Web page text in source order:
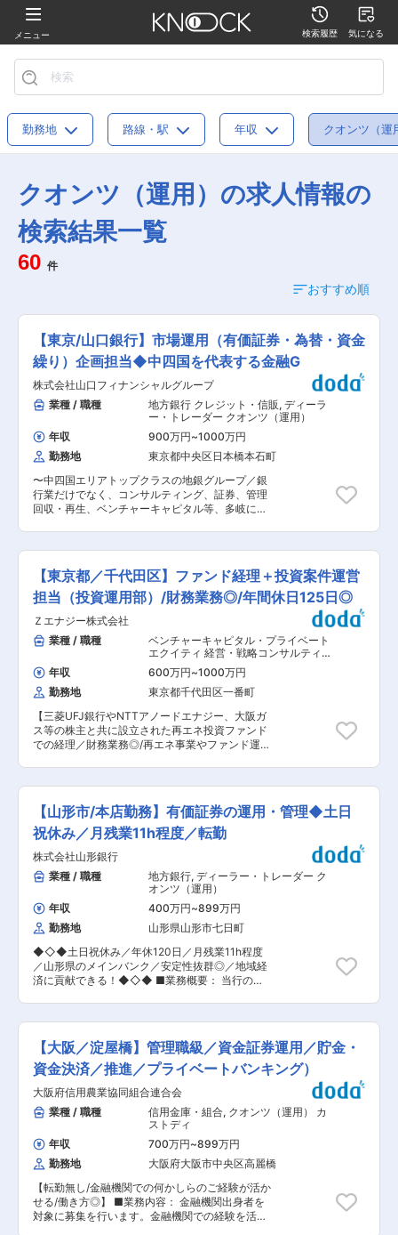
メニュー 検索履歴 気になる
勤務地 路線・駅 年収 クオンツ（運
クオンツ（運用）の求人情報の
検索結果一覧
60 件
おすすめ順
【東京/山口銀行】市場運用（有価証券・為替・資金
繰り）企画担当◆中四国を代表する金融G
株式会社山口フィナンシャルグループ
業種 / 職種
地方銀行 クレジット・信販, ディーラ
ー・トレーダー クオンツ（運用）
年収
900万円~1000万円
勤務地
東京都中央区日本橋本石町
〜中四国エリアトップクラスの地銀グループ／銀
行業だけでなく、コンサルティング、証券、管理
回収・再生、ベンチャーキャピタル等、多岐に渡
収益構造への転換を目指し、有価証券ポートフォ
リオの高度化と最適なリスクコントロールを重要
なテーマとしています。市場環境の変化や金利・
為替の不確実性が高まる中で、従来の運用に加
え、より戦略的かつ機動的なポートフォリオ運営
が求められています。 また、為替ポジションや外
貨資金繰りを含めた統合的な市場管理の重要性も
高まっており、運用実務にとどまらず、全体最適
の観点から企画・推進できる体制強化が課題とな
っています。こうした背景から、市場・運用・リ
スクを横断的に捉え、運用戦略の高度化をリード
できる人材を募集します。 ■（2） ミッション 有
価証券ポートフォリオの最適な運営とリスクコン
トロールを通じて、安定的な収益基盤の確立に貢
献することが本ポジションのミッションです。 市
場環境やリスク状況を継続的に分析し、運用戦略
ではなく、経営方針と整合した市場戦略を構築す
る中核的な役割を担っていただきます。 ■（3）
主な業務内容 有価証券ポートフォリオの安定的か
つ効率的な運営を目的として、運用にかかる企画
立案および推進業務をご担当いただきます。 ＜有
価証券ポートフォリオ運営に関する企画・推進＞
・有価証券ポートフォリオの運営方針、運用戦略
に関する企画立案 ・市場環境やリスクを踏まえた
ポートフォリオ管理の高度化 ・関係部署と連携し
た運営・管理施策の推進 ＜為替ポジションおよび
資金繰りに関する企画＞ ・対顧客の為替ポジショ
ン管理に関する企画・運営 ・円貨・外貨の資金繰
りに関する管理方針・運営施策の検討 ・市場動向
■（4） やりがい ◎ 高度な市場分析力・リスク判
断力を発揮できる 証券アナリストとしての知見や
略立案に関われます。 変更の範囲：会社の定める
業務
【東京都／千代田区】ファンド経理＋投資案件運営
担当（投資運用部）/財務業務◎/年間休日125日◎
Ｚエナジー株式会社
業種 / 職種
ベンチャーキャピタル・プライベート
エクイティ 経営・戦略コンサルティン
グ, 財務 クオンツ（運用）
年収 600万円~1000万円
勤務地
東京都千代田区一番町
【三菱UFJ銀行やNTTアノードエナジー、大阪ガ
ス等の株主と共に設立された再エネ投資ファンド
での経理／財務業務◎/再エネ事業やファンド運用
資ファンド（SPCを含む）の経理／財務業務に加
え、投資実行後のプロジェクト運営やパフォーマ
ンス向上にも関与し経験を拡げることが可能で
す。 ・社内外の関係者と連携しながら、下記の業
務をお任せします。 ■職務詳細 ・ファンド
（SPC含む）の会計処理、決算対応、キャッシュ
フロー管理 ・投資実行後のプロジェクトにおける
各種対応 ・定例報告（キャッシュフロー／発電量
等の予実管理、TK決算、GK決算、O&Mレポー
ト、事業計画更新等）経験に応じて ・AM／会計
事務所等との報告業務における調整 ・その他、投
資に関する業務全般への関与 ・本ポジションは、
経理／財務業務の経験を活かし、アセットマネジ
メント業務や投資モニタリングへのステップアッ
プを視野に入れています。 投資実行後の運営フェ
ーズに深く携わることで、会計の知識に加え、再
ついて ・当社は、三菱UFJ銀行やNTTアノードエ
ナジー、大阪ガスを含め日本を代表する9社が株
主となって2021年9月に設立した、「再エネ電力
を「つくる」から「つかう」までつなぐ」ことで
日本のカーボンニュートラルに貢献することを使
命とするファンドです。 ・脱炭素ニーズの高い社
会において、再生可能エネルギーによる電力開発
が急務となっています。当社は再生可能エネルギ
ー電力をファンド形式で運用し、投資家の皆様に
広く還元していきたいと考えております。株主で
あるパートナー企業のプロジェクト発掘力、ファ
イナンス機能、電力引取需要を最大限活用し、日
本の再生エネルギー普及に向けた課題解決に貢献
【山形市/本店勤務】有価証券の運用・管理◆土日
祝休み／月残業11h程度／転勤
株式会社山形銀行
業種 / 職種
地方銀行, ディーラー・トレーダー ク
オンツ（運用）
年収
400万円~899万円
勤務地
山形県山形市七日町
◆◇◆土日祝休み／年休120日／月残業11h程度
／山形県のメインバンク／安定性抜群◎／地域経
済に貢献できる！◆◇◆ ■業務概要： 当行の本
業務詳細： ・有価証券企画・運用 ・リスク管理
に関する業務等 ■はたらき方： ◎土日祝休みで年
休120日となっており、ワークライフバランスの
とれた働き方が可能です。 ◎残業についても月平
均11時間と少なめです。 ■配属先： 配属先の金
融市場部（証券運用、資金運用、市場企画、市場
業務、国際企画、国際業務）は、20代後半〜50
代前半で構成されております。 ■当行の魅力：
当行は、自己資本比率の高さと不良債権比率の低
さが示す安全性と健全性があります。また、金融
機関をとりまく環境が一層厳しくなるなかにおい
ても、銀行業務の柱である預金、貸出金が堅調に
推移しているほか、経常利益、純利益ともに安定
した収益水準を維持しております。 変更の範囲：
会社の定める業務
【大阪／淀屋橋】管理職級／資金証券運用／貯金・
資金決済／推進／プライベートバンキング）
大阪府信用農業協同組合連合会
業種 / 職種
信用金庫・組合, クオンツ（運用） カ
ストディ
年収
700万円~899万円
勤務地
大阪府大阪市中央区高麗橋
【転勤無し/金融機関での何かしらのご経験が活か
せる/働き方◎】 ■業務内容： 金融機関出身者を
対象に募集を行います。金融機関での経験を活か